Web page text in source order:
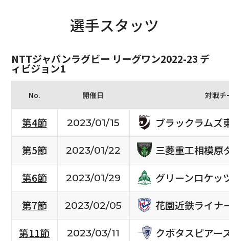
選手スタッツ
NTTジャパンラグビー リーグワン2022-23 デ
ィビジョン1
No. 開催日 対戦チ
第4節 2023/01/15
ブラックラムズ
第5節
2023/01/22
三菱重工相模原
第6節
2023/01/29
グリーンロケッ
第7節
2023/02/05
花園近鉄ライナ
第11節
2023/03/11 クボタスピアー